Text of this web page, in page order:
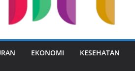
EKONOMI KESEHATAN